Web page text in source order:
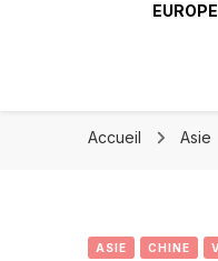
EUROPE
Accueil Asie
ASIE CHINE